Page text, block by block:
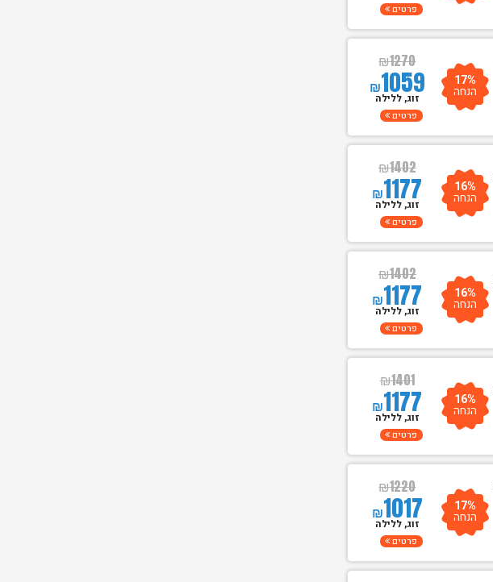
פרטים
₪1270
₪1059 17%
הנחה זוג, ללילה
פרטים
₪1402
₪1177 16%
הנחה זוג, ללילה
פרטים
₪1402
₪1177 16%
הנחה זוג, ללילה
פרטים
₪1401
₪1177 16%
הנחה זוג, ללילה
פרטים
₪1220
₪1017 17%
הנחה זוג, ללילה
פרטים